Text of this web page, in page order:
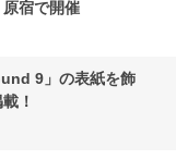
原宿で開催
9」の表紙を飾
！